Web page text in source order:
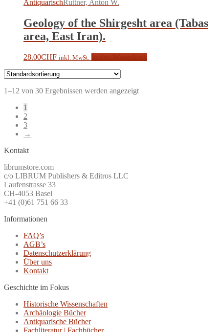
AntiquarischRuttner, Anton W.
Geology of the Shirgesht area (Tabas
area, East Iran).
28.00CHF inkl. MwSt.
1–12 von 30 Ergebnissen werden angezeigt
1
2
3
→
Kontakt
librumstore.com
c/o LIBRUM Publishers & Editros LLC
Laufenstrasse 33
CH-4053 Basel
+41 (0)61 751 66 33
Informationen
FAQ’s
AGB’s
Datenschutzerklärung
Über uns
Kontakt
Geschichte im Fokus
Historische Wissenschaften
Archäologie Bücher
Antiquarische Bücher
Fachliteratur | Fachbücher